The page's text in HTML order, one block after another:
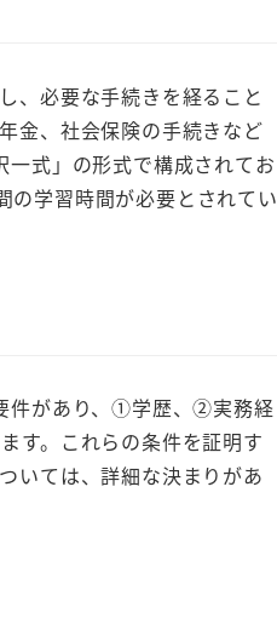
、必要な手続きを経ること
金、社会保険の手続きなど
式」の形式で構成されてお
の学習時間が必要とされてい
件があり、①学歴、②実務経
す。これらの条件を証明す
いては、詳細な決まりがあ